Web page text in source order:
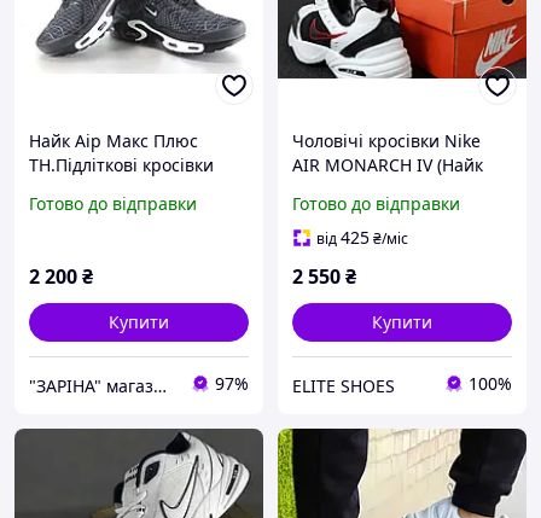
Найк Аір Макс Плюс
ТН.Підліткові кросівки
Max Plus TN кросівки
Готово до відправки
2 200₴
Купити
"ЗАРІНА" магазин спортивного взуття 97%
Чоловічі кросівки Nike
AIR MONARCH IV (Найк
чорно-білий, В'єтнам 42
Готово до відправки
від425₴/міс
2 550₴
Купити
ELITE SHOES 100%